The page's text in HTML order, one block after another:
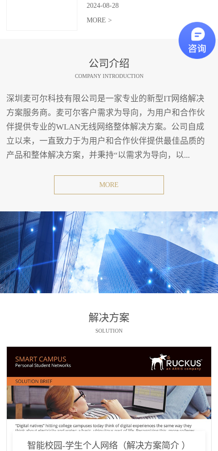
2024-08-28
MORE >
公司介绍
COMPANY INTRODUCTION
深圳麦可尔科技有限公司是一家专业的新型IT网络解决
方案服务商。麦可尔客户需求为导向，为用户和合作伙
伴提供专业的WLAN无线网络整体解决方案。公司自成
立以来，一直致力于为用户和合作伙伴提供最佳品质的
产品和整体解决方案，并秉持“以需求为导向，以...
MORE
解决方案
SOLUTION
智能校园-学生个人网络（解决方案简介 ）